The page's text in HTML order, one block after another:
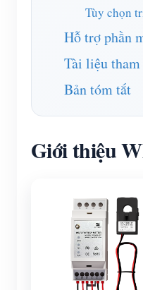
Tùy chọn
Hỗ trợ phần
Tài liệu
Bản tóm tắt
Giới thiệu